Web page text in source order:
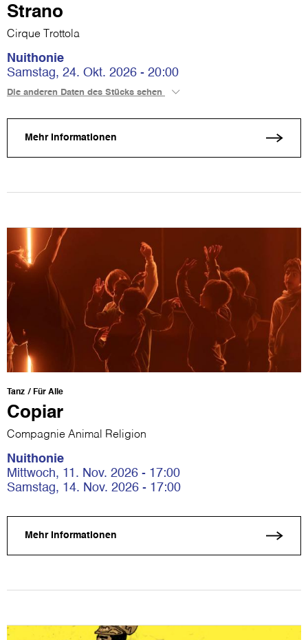
Strano
Cirque Trottola
Nuithonie
Samstag, 24. Okt. 2026 - 20:00
Die anderen Daten des Stücks sehen
Mehr Informationen
Tanz Für Alle
Copiar
Compagnie Animal Religion
Nuithonie
Mittwoch, 11. Nov. 2026 - 17:00
Samstag, 14. Nov. 2026 - 17:00
Mehr Informationen